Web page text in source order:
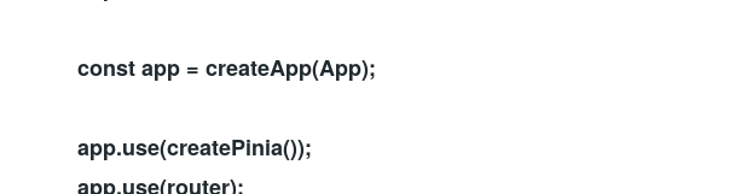
const app = createApp(App);
app.use(createPinia());
app.use(router);